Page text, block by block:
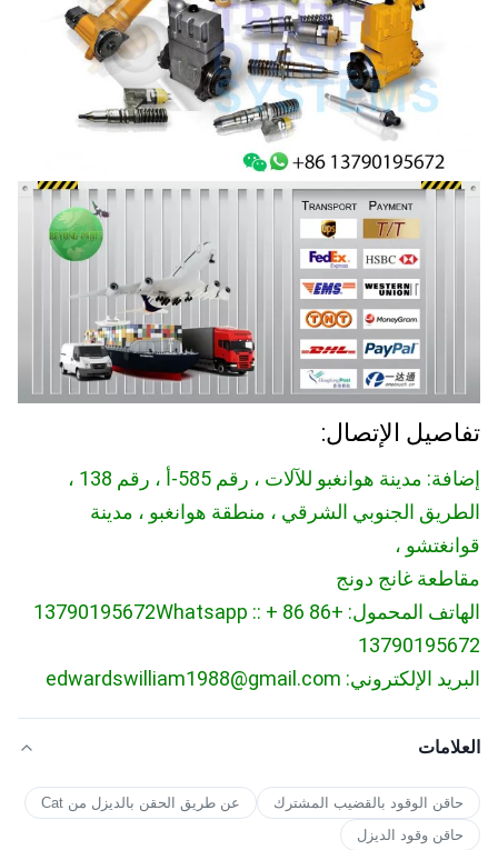
تفاصيل الإتصال:
إضافة: مدينة هوانغبو للآلات ، رقم 585-أ ، رقم 138 ،
الطريق الجنوبي الشرقي ، منطقة هوانغبو ، مدينة
قوانغتشو ،
مقاطعة غانج دونج
الهاتف المحمول: +86 13790195672
Whatsapp :: + 86
13790195672
البريد الإلكتروني: edwardswilliam1988@gmail.com
العلامات
حاقن الوقود بالقضيب المشترك
عن طريق الحقن بالديزل من Cat
حاقن وقود الديزل